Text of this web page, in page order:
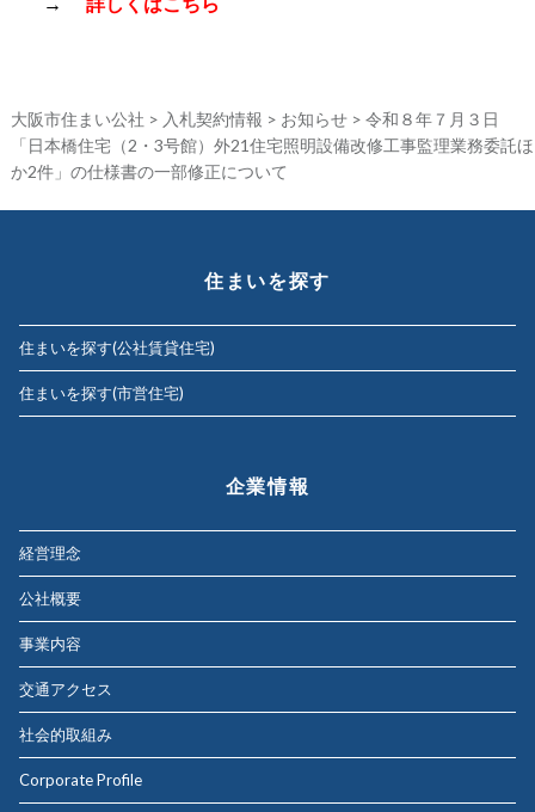
大阪市住まい公社 > 入札契約情報 > お知らせ> 令和８年７月３日
「日本橋住宅（2・3号館）外21住宅照明設備改修工事監理業務委託ほ
か2件」の仕様書の一部修正について
住まいを探す
住まいを探す(公社賃貸住宅)
住まいを探す(市営住宅)
企業情報
経営理念
公社概要
事業内容
交通アクセス
社会的取組み
Corporate Profile